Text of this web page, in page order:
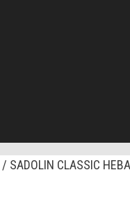
/ SADOLIN CLASSIC